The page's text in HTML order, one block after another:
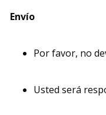
Envío
Por favor, no
Usted será